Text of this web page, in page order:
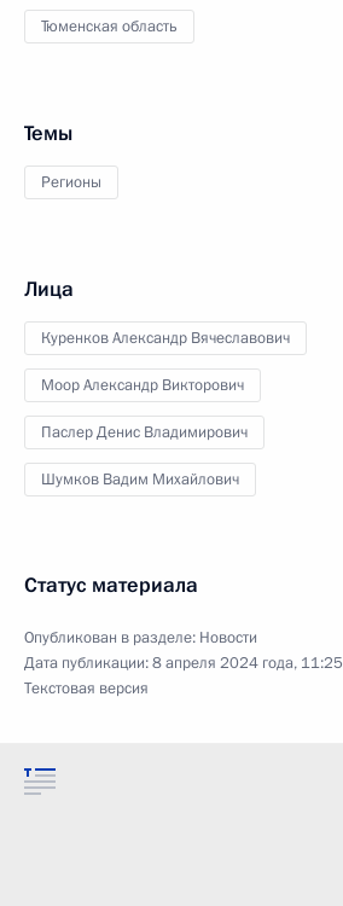
Тюменская область
Темы
Регионы
Лица
Куренков Александр Вячеславович
Моор Александр Викторович
Паслер Денис Владимирович
Шумков Вадим Михайлович
Статус материала
Опубликован в разделе: Новости
Дата публикации:8 апреля 2024 года, 11:25
Текстовая версия